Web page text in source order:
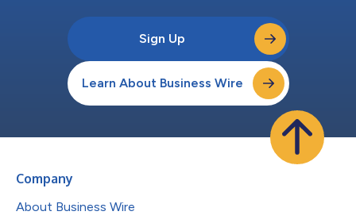
Sign Up
Learn About Business Wire
Company
About Business Wire